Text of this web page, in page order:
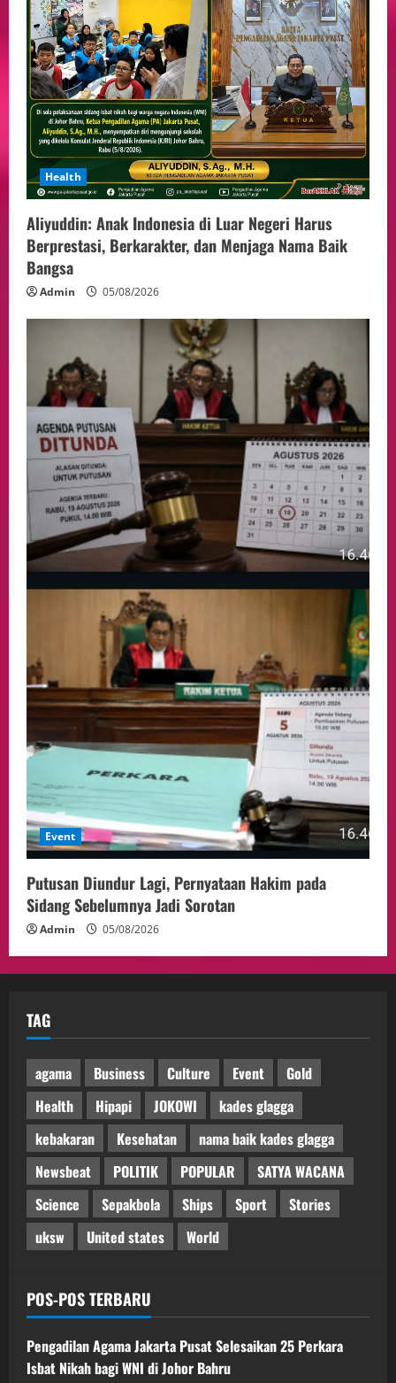
Health
Aliyuddin: Anak Indonesia di Luar Negeri Harus
Berprestasi, Berkarakter, dan Menjaga Nama Baik
Bangsa
Admin 05/08/2026
Event
Putusan Diundur Lagi, Pernyataan Hakim pada
Sidang Sebelumnya Jadi Sorotan
Admin 05/08/2026
TAG
agama Business Culture Event
Gold
Health
Hipapi JOKOWI
kades glagga
kebakaran
Kesehatan
nama baik kades glagga
Newsbeat
POLITIK POPULAR
SATYA WACANA
Science
Sepakbola Ships Sport
Stories
uksw
United states World
POS-POS TERBARU
Pengadilan Agama Jakarta Pusat Selesaikan 25 Perkara
Isbat Nikah bagi WNI di Johor Bahru